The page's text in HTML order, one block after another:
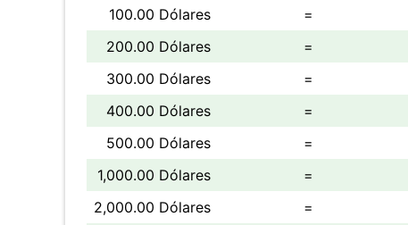
100.00 Dólares
=
200.00 Dólares
=
300.00 Dólares
=
400.00 Dólares
=
500.00 Dólares
=
1,000.00 Dólares
=
2,000.00 Dólares
=